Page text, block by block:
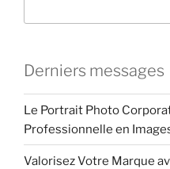
Derniers messages
Le Portrait Photo
Professionnelle en
Valorisez Votre Marque